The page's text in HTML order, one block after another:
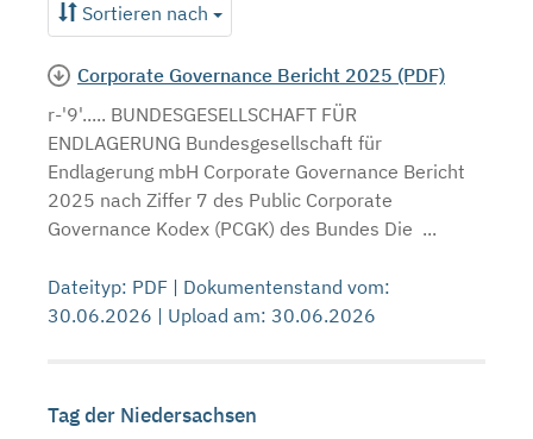
Sortieren nach
Corporate Governance Bericht 2025 (PDF)
r-'9'..... BUNDESGESELLSCHAFT FÜR
ENDLAGERUNG Bundesgesellschaft für
Endlagerung mbH Corporate Governance Bericht
2025 nach Ziffer 7 des Public Corporate
Governance Kodex (PCGK) des Bundes Die ...
Dateityp: PDF | Dokumentenstand vom:
30.06.2026 | Upload am: 30.06.2026
Tag der Niedersachsen